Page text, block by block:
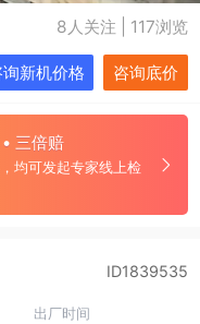
8人关注 | 117浏览
询新机价格 咨询底价
三倍赔
均可发起专家线上检
ID1839535
出厂时间